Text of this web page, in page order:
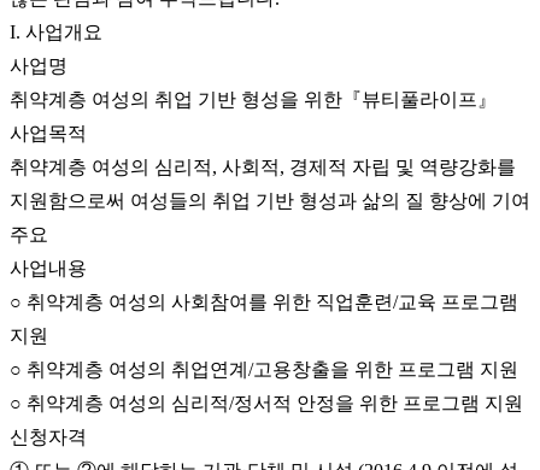
I. 사업개요
사업명
취약계층 여성의 취업 기반 형성을 위한『뷰티풀라이프』
사업목적
취약계층 여성의 심리적, 사회적, 경제적 자립 및 역량강화를
지원함으로써 여성들의 취업 기반 형성과 삶의 질 향상에 기여
주요
사업내용
○ 취약계층 여성의 사회참여를 위한 직업훈련/교육 프로그램
지원
○ 취약계층 여성의 취업연계/고용창출을 위한 프로그램 지원
○ 취약계층 여성의 심리적/정서적 안정을 위한 프로그램 지원
신청자격